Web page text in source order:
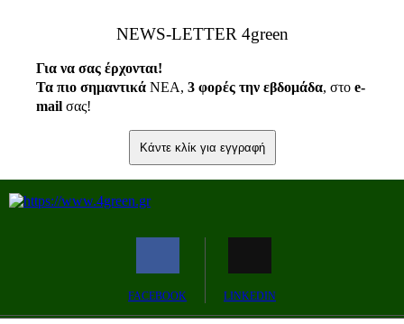
ΝEWS-LETTER 4green
Για να σας έρχονται!
Τα πιο σημαντικά ΝΕΑ, 3 φορές την εβδομάδα, στο e-
mail σας!
Κάντε κλίκ για εγγραφή
FACEBOOK LINKEDIN